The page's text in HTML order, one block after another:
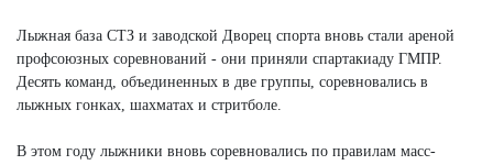
Лыжная база СТЗ и заводской Дворец спорта вновь стали ареной
профсоюзных соревнований - они приняли спартакиаду ГМПР.
Десять команд, объединенных в две группы, соревновались в
лыжных гонках, шахматах и стритболе.
В этом году лыжники вновь соревновались по правилам масс-